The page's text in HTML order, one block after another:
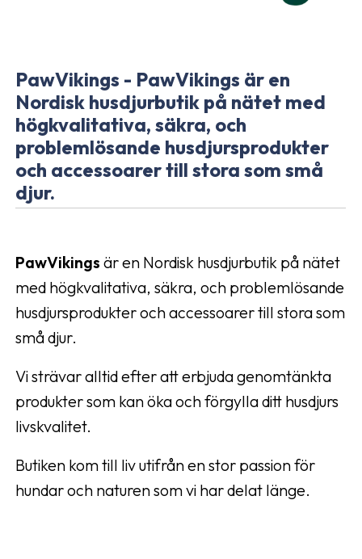
PawVikings - PawVikings är en
Nordisk husdjurbutik på nätet med
högkvalitativa, säkra, och
problemlösande husdjursprodukter
och accessoarer till stora som små
djur.
PawVikings är en Nordisk husdjurbutik på nätet
med högkvalitativa, säkra, och problemlösande
husdjursprodukter och accessoarer till stora som
små djur.
Vi strävar alltid efter att erbjuda genomtänkta
produkter som kan öka och förgylla ditt husdjurs
livskvalitet.
Butiken kom till liv utifrån en stor passion för
hundar och naturen som vi har delat länge.